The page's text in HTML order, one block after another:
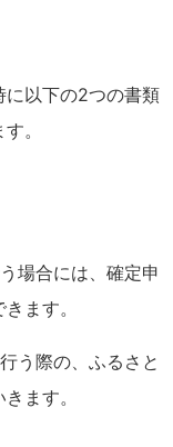
に以下の2つの書類
。
場合には、確定申
ます。
う際の、ふるさと
ます。